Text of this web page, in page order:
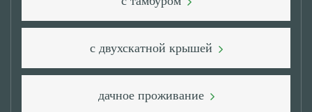
с двухскатной крышей
дачное проживание